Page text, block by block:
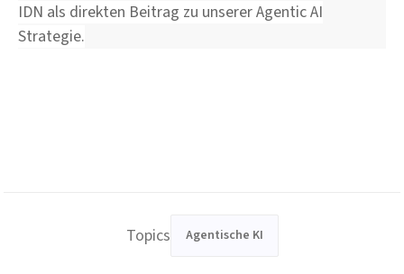
IDN als direkten Beitrag zu unserer Agentic AI
Strategie.
Topics Agentische KI